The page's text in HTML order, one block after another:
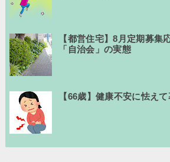
【都営住宅】8月定期募集
「自治会」の実態
【66歳】健康不安に怯え